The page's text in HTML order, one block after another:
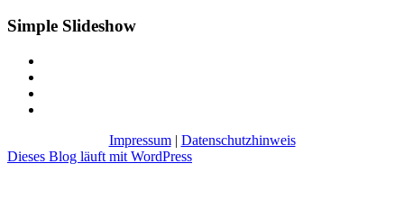
Simple Slideshow
Impressum| Datenschutzhinweis
Dieses Blog läuft mit WordPress